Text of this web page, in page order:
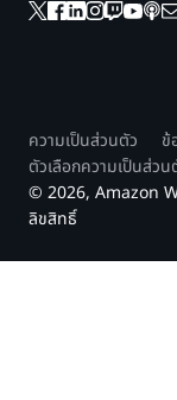
ความเป็นส่วนตัว
ข้
ตัวเลือกความเป็นส่ว
© 2026, Amazon
ลิขสิทธิ์